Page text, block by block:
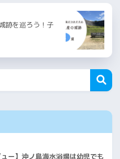
跡を巡ろう！子
ュー】沖ノ島海水浴場は幼児でも